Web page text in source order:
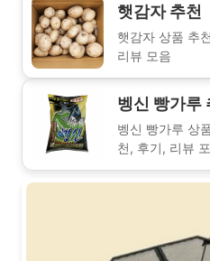
햇감자 추천
햇감자 상품 추
리뷰 모음
벵신 빵가루
벵신 빵가루 상
천, 후기, 리뷰